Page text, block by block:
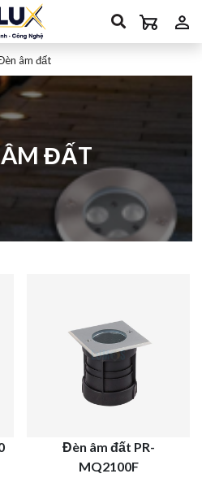
âm đất
ĐẤT
Đèn âm đất PR-
MQ2100F